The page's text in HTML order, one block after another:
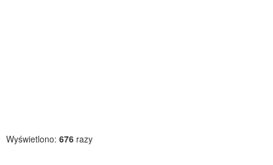
Wyświetlono: 676 razy